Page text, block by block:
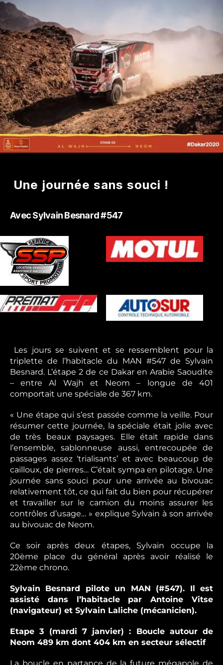
Une journée sans souci !
Avec Sylvain Besnard#547
Les jours se suivent et se ressemblent pour la
triplette de l’habitacle du MAN #547 de Sylvain
Besnard. L’étape 2 de ce Dakar en Arabie Saoudite
– entre Al Wajh et Neom – longue de 401
comportait une spéciale de 367 km.
« Une étape qui s’est passée comme la veille. Pour
résumer cette journée, la spéciale était jolie avec
de très beaux paysages. Elle était rapide dans
l’ensemble, sablonneuse aussi, entrecoupée de
passages assez ‘trialisants’ et avec beaucoup de
cailloux, de pierres… C’était sympa en pilotage. Une
journée sans souci pour une arrivée au bivouac
relativement tôt, ce qui fait du bien pour récupérer
et travailler sur le camion du moins assurer les
contrôles d’usage… » explique Sylvain à son arrivée
au bivouac de Neom.
Ce soir après deux étapes, Sylvain occupe la
20ème place du général après avoir réalisé le
22ème chrono.
Sylvain Besnard pilote un MAN (#547). Il est
assisté dans l’habitacle par Antoine Vitse
(navigateur) et Sylvain Laliche (mécanicien).
Etape 3 (mardi 7 janvier) : Boucle autour de
Neom 489 km dont 404 km en secteur sélectif